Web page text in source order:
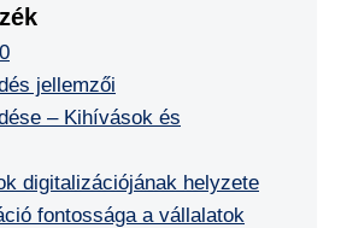
jellemzői
– Kihívások és
digitalizációjának helyzete
fontossága a vállalatok